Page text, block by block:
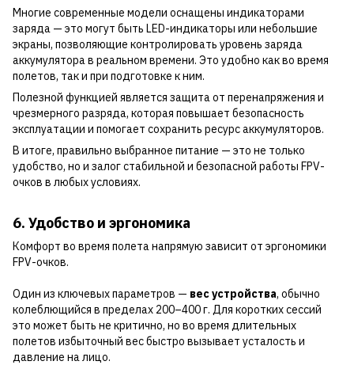
Многие современные модели оснащены индикаторами
заряда — это могут быть LED-индикаторы или небольшие
экраны, позволяющие контролировать уровень заряда
аккумулятора в реальном времени. Это удобно как во время
полетов, так и при подготовке к ним.
Полезной функцией является защита от перенапряжения и
чрезмерного разряда, которая повышает безопасность
эксплуатации и помогает сохранить ресурс аккумуляторов.
В итоге, правильно выбранное питание — это не только
удобство, но и залог стабильной и безопасной работы FPV-
очков в любых условиях.
6. Удобство и эргономика
Комфорт во время полета напрямую зависит от эргономики
FPV-очков.
Один из ключевых параметров — вес устройства, обычно
колеблющийся в пределах 200–400 г. Для коротких сессий
это может быть не критично, но во время длительных
полетов избыточный вес быстро вызывает усталость и
давление на лицо.